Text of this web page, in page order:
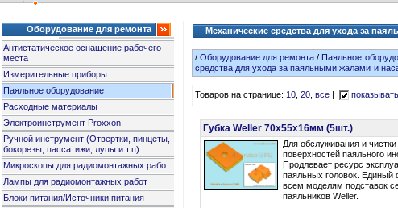
Оборудование для ремонта
Антистатическое оснащение рабочего
места
Измерительные приборы
Паяльное оборудование
Расходные материалы
Электроинструмент Proxxon
Ручной инструмент (Отвертки, пинцеты,
бокорезы, пассатижи, лупы и т.п)
Микроскопы для радиомонтажных работ
Лампы для радиомонтажных работ
Блоки питания/Источники питания
Механические средства для ухода за
/Оборудование для ремонта /Паяльное
средства для ухода за паяльными жалами и
Товаров на странице:10,20,все
Губка Weller 70x55x16мм (5шт.)
Для обслуживания и чистки
поверхностей паяльного
Продлевает ресурс
паяльных головок. Единый
всем моделям подставок
паяльников Weller.